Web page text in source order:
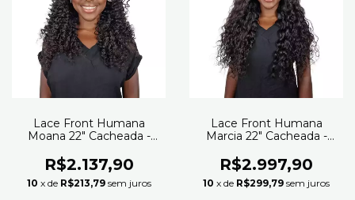
Lace Front Humana
Moana 22" Cacheada -
R$2.137,90
10 x de R$213,79 sem juros
Lace Front Humana
Marcia 22" Cacheada -
R$2.997,90
10 x de R$299,79 sem juros